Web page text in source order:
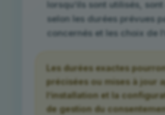
lorsqu’ils sont utilisés,
selon les durées prévues
concernés et les choix de
Les durées exactes
précisées ou mises à jour
l’installation et la
de gestion du